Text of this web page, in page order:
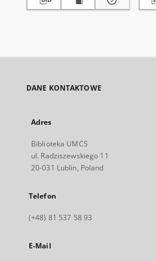
DANE KONTAKTOWE
Adres
Biblioteka UMCS
ul. Radziszewskiego 11
20-031 Lublin, Poland
Telefon
(+48) 81 537 58 93
E-Mail